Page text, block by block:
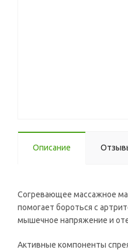
Описание
Согревающее массажное
помогает бороться с
мышечное напряжение и
Активные компоненты